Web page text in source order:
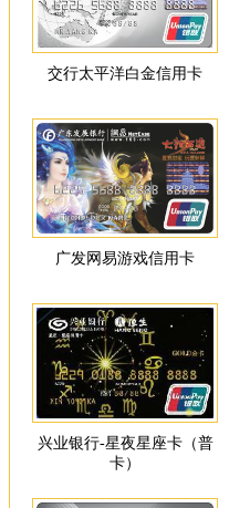
交行太平洋白金信用卡
广发网易游戏信用卡
兴业银行-星夜星座卡（普
卡）